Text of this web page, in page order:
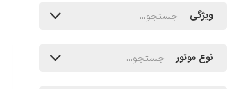
ویژگی
نوع موتور